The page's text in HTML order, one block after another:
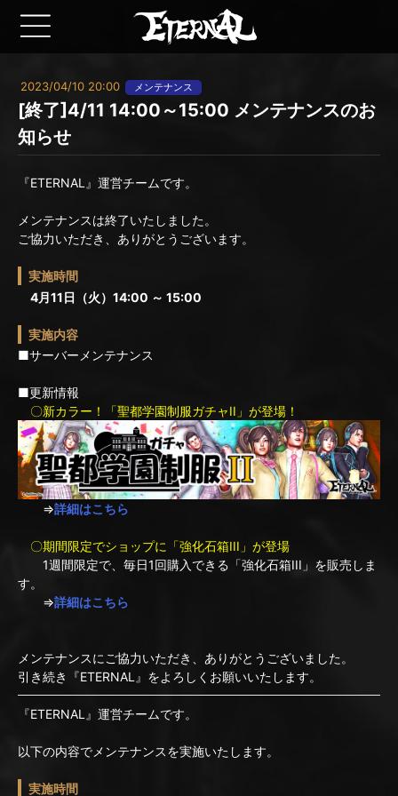
2023/04/10 20:00 メンテナンス
[終了]4/11 14:00～15:00 メンテナンスのお
知らせ
『ETERNAL』運営チームです。
メンテナンスは終了いたしました。
ご協力いただき、ありがとうございます。
実施時間
4月11日（火）14:00 ～ 15:00
実施内容
■サーバーメンテナンス
■更新情報
〇新カラー！「聖都学園制服ガチャII」が登場！
⇒詳細はこちら
〇期間限定でショップに「強化石箱III」が登場
1週間限定で、毎日1回購入できる「強化石箱III」を販売しま
す。
⇒詳細はこちら
メンテナンスにご協力いただき、ありがとうございました。
引き続き『ETERNAL』をよろしくお願いいたします。
『ETERNAL』運営チームです。
以下の内容でメンテナンスを実施いたします。
実施時間